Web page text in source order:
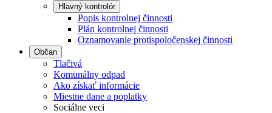
Hlavný kontrolór
Popis kontrolnej činnosti
Plán kontrolnej činnosti
Oznamovanie protispoločenskej činnosti
Občan
Tlačivá
Komunálny odpad
Ako získať informácie
Miestne dane a poplatky
Sociálne veci